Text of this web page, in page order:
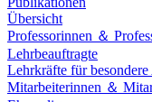
Übersicht
Professorinnen ＆
Lehrbeauftragte
Lehrkräfte für
Mitarbeiterinnen ＆